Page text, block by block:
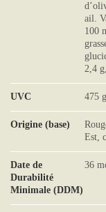
ail.
100
2,4
UVC 475
Origine (base)
Est,
Date de
Durabilité
Minimale (DDM)
36